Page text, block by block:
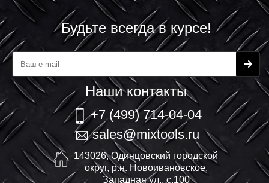
Будьте всегда в курсе!
Наши контакты
+7 (499) 714-04-04
sales@mixtools.ru
143026, Одинцовский городской
округ, р.н. Новоивановское,
Западная ул., с.100